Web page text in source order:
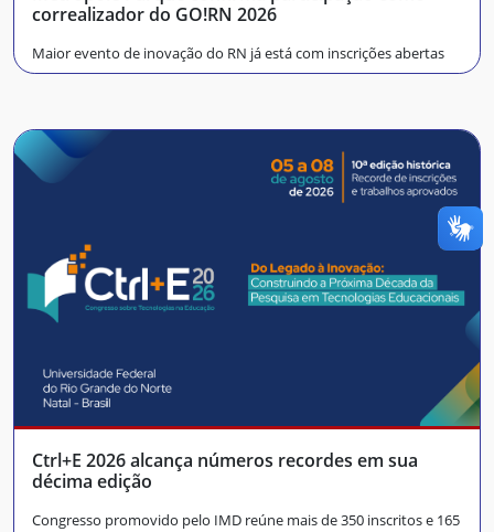
correalizador do GO!RN 2026
Maior evento de inovação do RN já está com inscrições abertas
Ctrl+E 2026 alcança números recordes em sua
décima edição
Congresso promovido pelo IMD reúne mais de 350 inscritos e 165